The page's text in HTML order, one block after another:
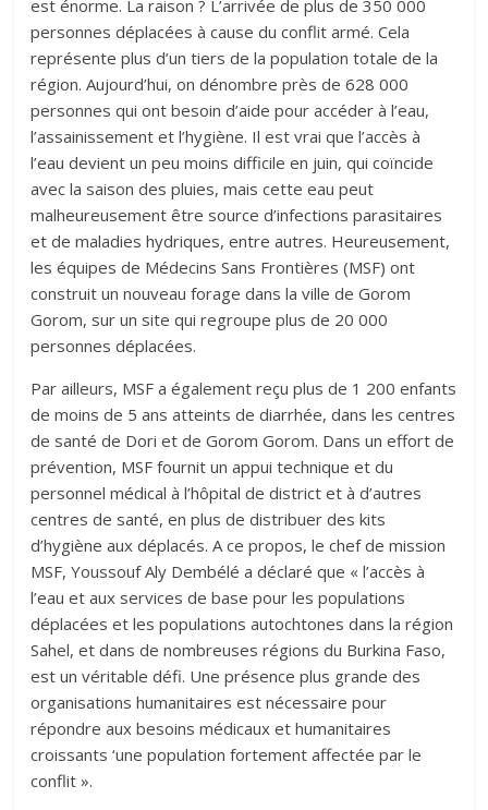
est énorme. La raison ? L’arrivée de plus de 350 000
personnes déplacées à cause du conflit armé. Cela
représente plus d’un tiers de la population totale de la
région. Aujourd’hui, on dénombre près de 628 000
personnes qui ont besoin d’aide pour accéder à l’eau,
l’assainissement et l’hygiène. Il est vrai que l’accès à
l’eau devient un peu moins difficile en juin, qui coïncide
avec la saison des pluies, mais cette eau peut
malheureusement être source d’infections parasitaires
et de maladies hydriques, entre autres. Heureusement,
les équipes de Médecins Sans Frontières (MSF) ont
construit un nouveau forage dans la ville de Gorom
Gorom, sur un site qui regroupe plus de 20 000
personnes déplacées.
Par ailleurs, MSF a également reçu plus de 1 200 enfants
de moins de 5 ans atteints de diarrhée, dans les centres
de santé de Dori et de Gorom Gorom. Dans un effort de
prévention, MSF fournit un appui technique et du
personnel médical à l’hôpital de district et à d’autres
centres de santé, en plus de distribuer des kits
d’hygiène aux déplacés. A ce propos, le chef de mission
MSF, Youssouf Aly Dembélé a déclaré que « l’accès à
l’eau et aux services de base pour les populations
déplacées et les populations autochtones dans la région
Sahel, et dans de nombreuses régions du Burkina Faso,
est un véritable défi. Une présence plus grande des
organisations humanitaires est nécessaire pour
répondre aux besoins médicaux et humanitaires
croissants ‘une population fortement affectée par le
conflit ».